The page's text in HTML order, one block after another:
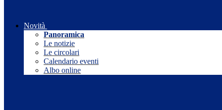
Novità
Panoramica
Le notizie
Le circolari
Calendario eventi
Albo online